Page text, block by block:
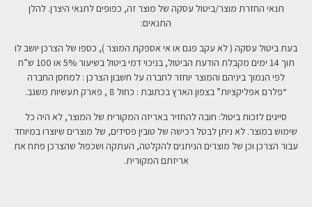
תנאי החזרת מוצר/ביטול עסקה של מוצר זה, כפופים לתנאי היצרן. להלן
התנאים:
בעת ביטול עסקה ( לא עקב פגם או אי אספקת המוצר ), כספו של הצרכן יושב לו
תוך 14 ימים מקבלת הודעת הביטול, בניכוי דמי ביטול בשיעור 5% או 100 ש”ח
לפי הנמוך ביניהם והמוצר יוחזר לחברה על חשבון הצרכן : למחסן החברה
“פלרם אפליקציות” בצפון הארץ בכתובת : כחול 8 , פארק תעשיות משגב.
סייגים לזכות ביטול: חובה להחזיר באריזה המקורית של המוצר, לא היה כל
שימוש במוצר. לא ניתן לבטל רכישה של טובין פסידים, של מוצרים שיוצרו במיוחד
עבור הצרכן וכן של מוצרים הניתנים להקלטה, העתקה ושכפול שהצרכן פתח את
אריזתם המקורית.